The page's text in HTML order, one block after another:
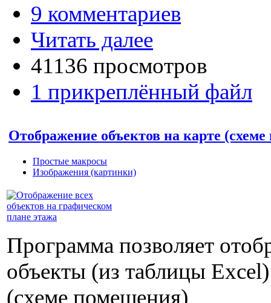
9 комментариев
Читать далее
41136 просмотров
1 прикреплённый файл
Отображение объектов на карте
Простые макросы
Изображения (картинки)
Программа позволяет
объекты (из таблицы Excel)
(схеме помещения)